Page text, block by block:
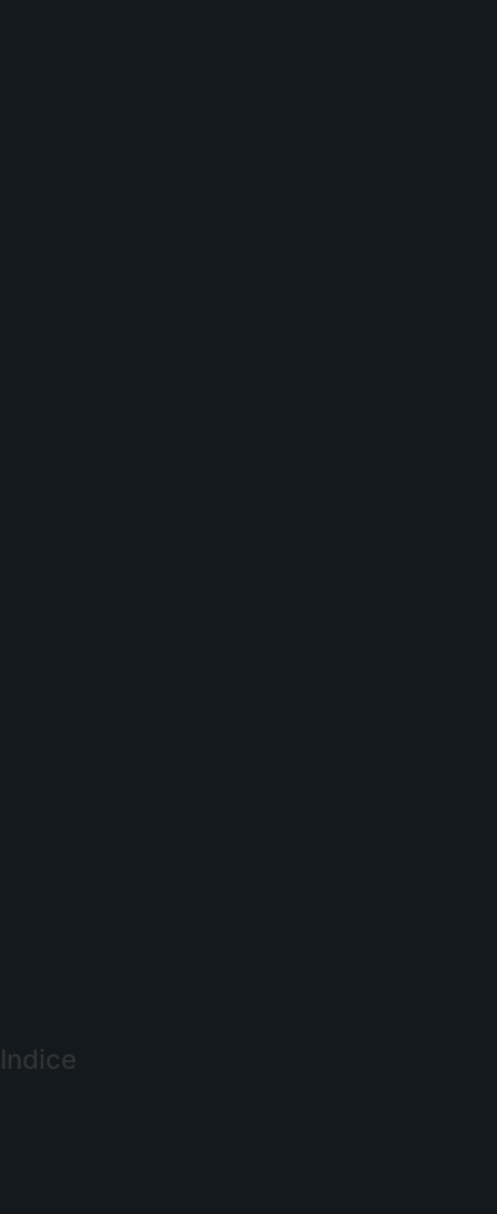
Indice